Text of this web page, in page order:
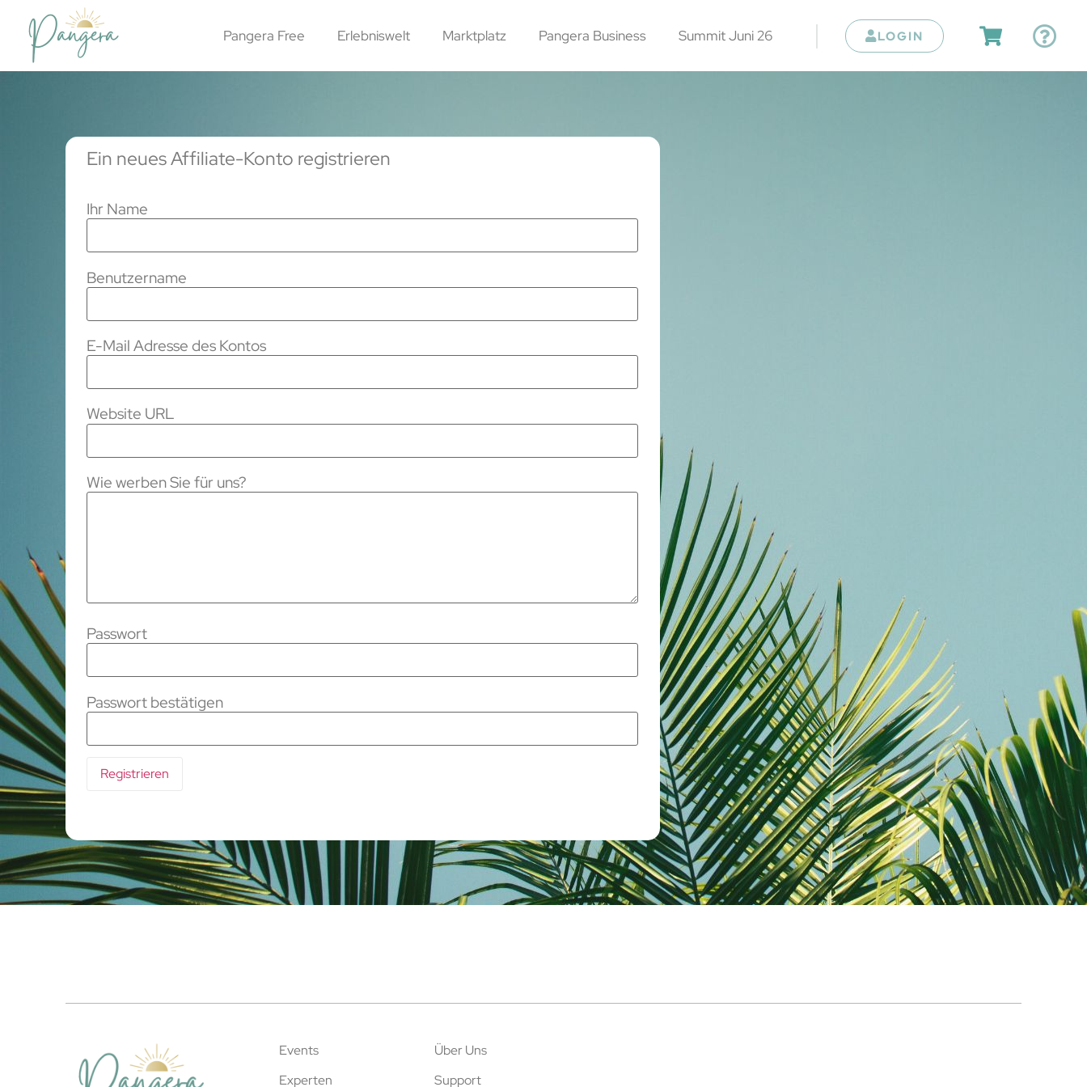
Pangera Free Erlebniswelt Marktplatz Pangera Business Summit Juni 26 LOGIN
Ein neues Affiliate-Konto registrieren
Ihr Name
Benutzername
E-Mail Adresse des Kontos
Website URL
Wie werben Sie für uns?
Passwort
Passwort bestätigen
Events
Experten
Über Uns
Support